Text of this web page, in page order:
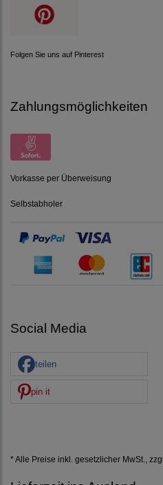
Folgen Sie uns auf Pinterest
Zahlungsmöglichkeiten
Vorkasse per Überweisung
Selbstabholer
Social Media
teilen
pin it
* Alle Preise inkl. gesetzlicher MwSt., zzgl.